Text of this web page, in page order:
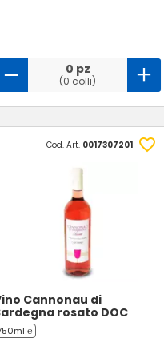
0 pz
(0 colli)
Cod. Art. 0017307201
Cannonau di
rosato DOC
℮